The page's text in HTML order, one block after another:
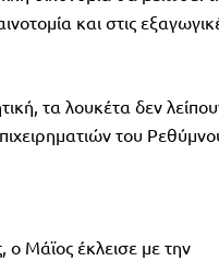
και στις
τα λουκέτα δεν
του
Μάϊος έκλεισε με την